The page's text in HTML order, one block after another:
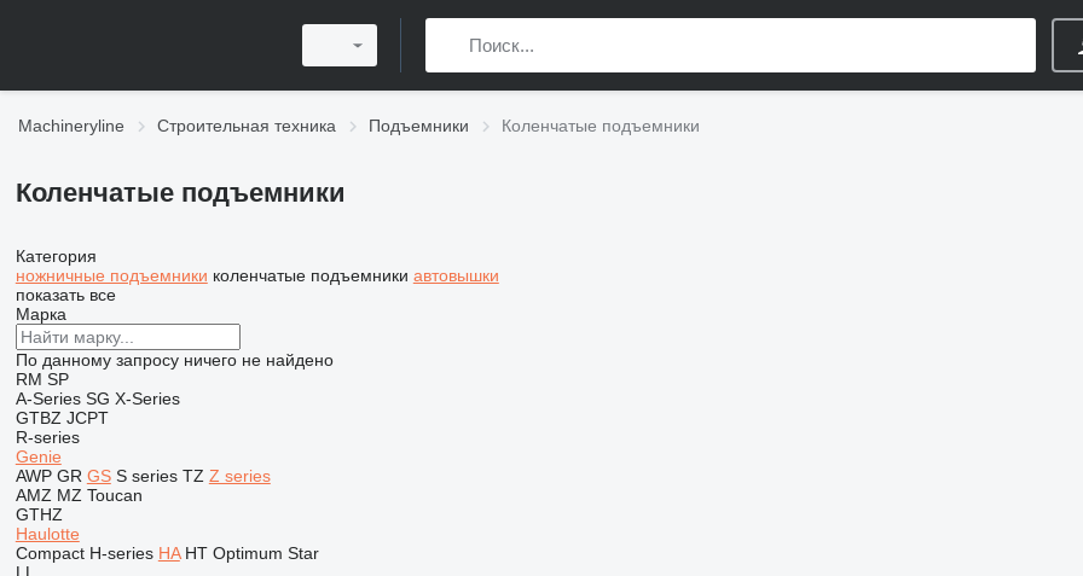
Machineryline Строительная техника Подъемники Коленчатые подъемники
Коленчатые подъемники
Категория
ножничные подъемники коленчатые подъемники автовышки
показать все
Марка
По данному запросу ничего не найдено
RM SP
A-Series SG X-Series
GTBZ JCPT
R-series
Genie
AWP GR GS S series TZ Z series
AMZ MZ Toucan
GTHZ
Haulotte
Compact H-series HA HT Optimum Star